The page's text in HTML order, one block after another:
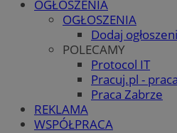
OGŁOSZENIA
OGŁOSZENIA
Dodaj
POLECAMY
Protocol IT
Pracuj.pl -
Praca Zabrze
REKLAMA
WSPÓŁPRACA